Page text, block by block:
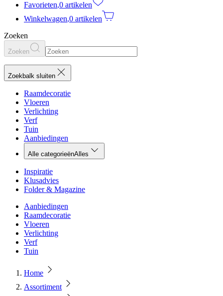
Favorieten,0 artikelen
Winkelwagen,0 artikelen
Zoeken
Zoeken
Zoekbalk sluiten
Raamdecoratie
Vloeren
Verlichting
Verf
Tuin
Aanbiedingen
Alle categorieënAlles
Inspiratie
Klusadvies
Folder & Magazine
Aanbiedingen
Raamdecoratie
Vloeren
Verlichting
Verf
Tuin
Home
Assortiment